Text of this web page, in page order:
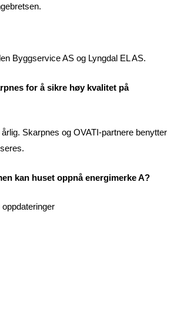
Byggservice AS og Lyngdal EL AS.
for å sikre høy kvalitet på
Skarpnes og OVATI-partnere benytter
kan huset oppnå energimerke A?